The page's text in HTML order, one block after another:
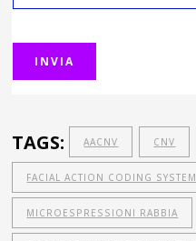
TAGS: AACNV CNV
FACIAL ACTION CODING SYSTEM
MICROESPRESSIONI RABBIA